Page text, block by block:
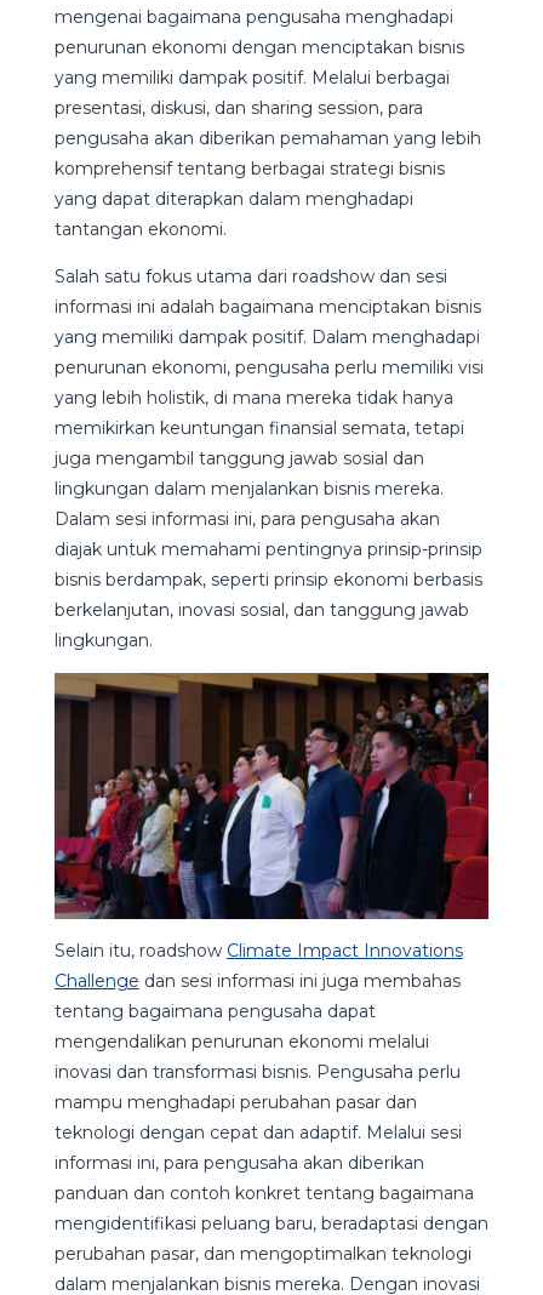
mengenai bagaimana pengusaha menghadapi
penurunan ekonomi dengan menciptakan bisnis
yang memiliki dampak positif. Melalui berbagai
presentasi, diskusi, dan sharing session, para
pengusaha akan diberikan pemahaman yang lebih
komprehensif tentang berbagai strategi bisnis
yang dapat diterapkan dalam menghadapi
tantangan ekonomi.
Salah satu fokus utama dari roadshow dan sesi
informasi ini adalah bagaimana menciptakan bisnis
yang memiliki dampak positif. Dalam menghadapi
penurunan ekonomi, pengusaha perlu memiliki visi
yang lebih holistik, di mana mereka tidak hanya
memikirkan keuntungan finansial semata, tetapi
juga mengambil tanggung jawab sosial dan
lingkungan dalam menjalankan bisnis mereka.
Dalam sesi informasi ini, para pengusaha akan
diajak untuk memahami pentingnya prinsip-prinsip
bisnis berdampak, seperti prinsip ekonomi berbasis
berkelanjutan, inovasi sosial, dan tanggung jawab
lingkungan.
Selain itu, roadshow Climate Impact Innovations
Challenge dan sesi informasi ini juga membahas
tentang bagaimana pengusaha dapat
mengendalikan penurunan ekonomi melalui
inovasi dan transformasi bisnis. Pengusaha perlu
mampu menghadapi perubahan pasar dan
teknologi dengan cepat dan adaptif. Melalui sesi
informasi ini, para pengusaha akan diberikan
panduan dan contoh konkret tentang bagaimana
mengidentifikasi peluang baru, beradaptasi dengan
perubahan pasar, dan mengoptimalkan teknologi
dalam menjalankan bisnis mereka. Dengan inovasi